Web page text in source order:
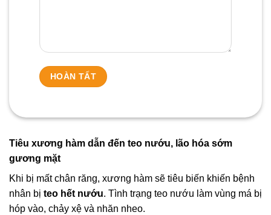
Tiêu xương hàm dẫn đến teo nướu, lão hóa sớm
gương mặt
Khi bị mất chân răng, xương hàm sẽ tiêu biến khiến bệnh
nhân bị teo hết nướu. Tình trạng teo nướu làm vùng má bị
hóp vào, chảy xệ và nhăn nheo.